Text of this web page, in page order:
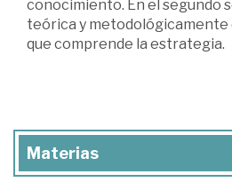
conocimiento. En el segundo
teórica y metodológicamente
que comprende la estrategia.
Materias